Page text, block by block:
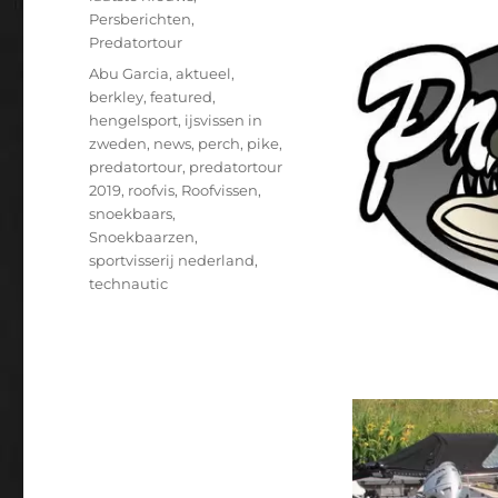
Persberichten,
Predatortour
Tags
Abu Garcia,aktueel,
berkley,featured,
hengelsport, ijsvissen in
zweden, news, perch, pike,
predatortour, predatortour
2019, roofvis, Roofvissen,
snoekbaars,
Snoekbaarzen,
sportvisserij nederland,
technautic